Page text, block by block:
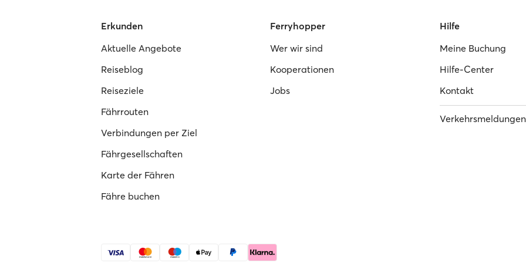
Erkunden
Aktuelle Angebote
Reiseblog
Reiseziele
Fährrouten
Verbindungen per Ziel
Fährgesellschaften
Karte der Fähren
Fähre buchen
Ferryhopper
Wer wir sind
Kooperationen
Jobs
Hilfe
Meine Buchung
Hilfe-Center
Kontakt
Verkehrsmeldungen